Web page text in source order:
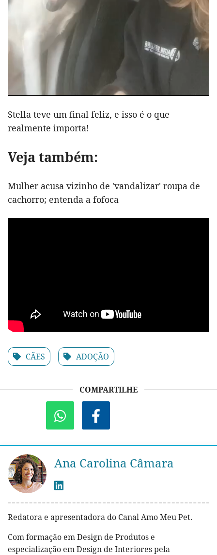
Stella teve um final feliz, e isso é o que
realmente importa!
Veja também:
Mulher acusa vizinho de 'vandalizar' roupa de
cachorro; entenda a fofoca
CÃES ADOÇÃO
COMPARTILHE
Ana Carolina Câmara
Redatora e apresentadora do Canal Amo Meu Pet.
Com formação em Design de Produtos e
especialização em Design de Interiores pela